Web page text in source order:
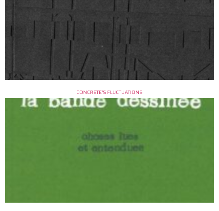
CONCRETE’S FLUCTUATIONS